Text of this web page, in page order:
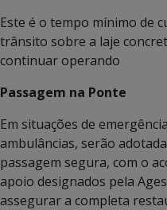
Este é o tempo mínimo de
trânsito sobre a laje
continuar operando
Passagem na Ponte
Em situações de
ambulâncias, serão
passagem segura, com o
apoio designados pela
assegurar a completa